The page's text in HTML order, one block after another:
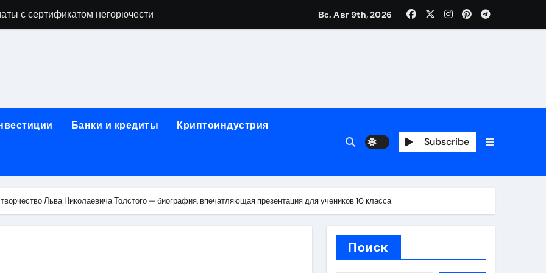
с сертификатом негорючести
и направляющих для конвейерных лент
лотков для хранения электронных компонентов
этапы строительства, проверка застройщика и сценарии оформления сделки
справочная информация о сельскохозяйственных предприятиях
Вс. Авг 9th, 2026
Банки и кредиты Криптоиндустрия
Subscribe
Льва Николаевича Толстого — биография, впечатляющая презентация для учеников 10 класса
Поиск